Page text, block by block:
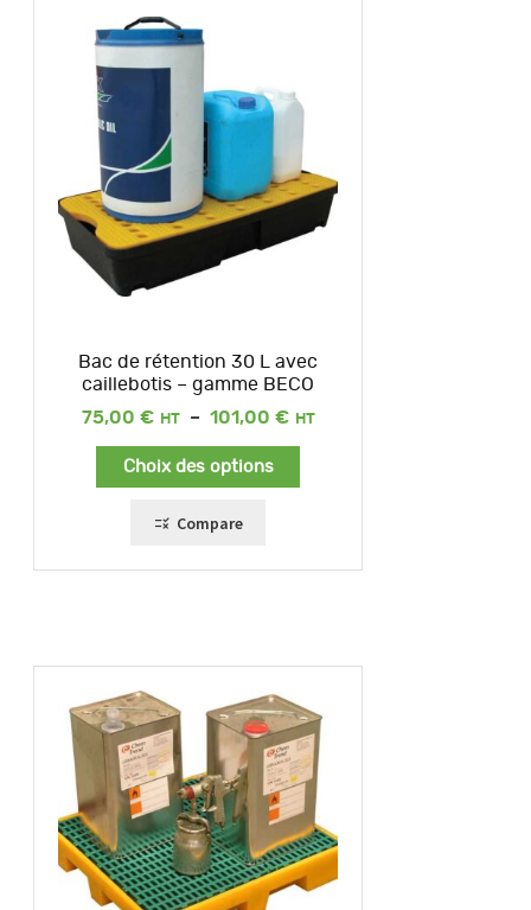
Bac de rétention 30 L avec
caillebotis – gamme BECO
75,00 € – 101,00 €
Plage
Choix des options
Compare